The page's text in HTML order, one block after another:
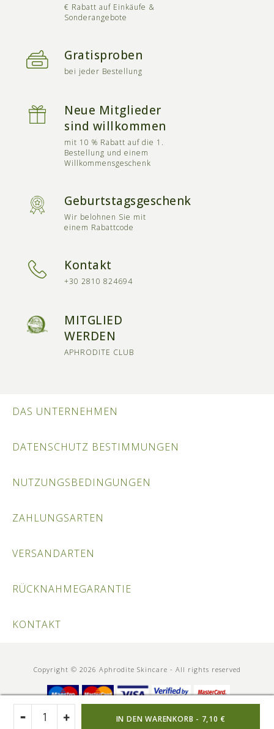
IN DEN WARENKORB - 7,10 €
€ Rabatt auf Einkäufe &
Sonderangebote
Gratisproben
bei jeder Bestellung
Neue Mitglieder
sind willkommen
mit 10 % Rabatt auf die 1.
Bestellung und einem
Willkommensgeschenk
Geburtstagsgeschenk
Wir belohnen Sie mit
einem Rabattcode
Kontakt
+30 2810 824694
MITGLIED
WERDEN
APHRODITE CLUB
DAS UNTERNEHMEN
DATENSCHUTZ BESTIMMUNGEN
NUTZUNGSBEDINGUNGEN
ZAHLUNGSARTEN
VERSANDARTEN
RÜCKNAHMEGARANTIE
KONTAKT
Copyright © 2026 Aphrodite Skincare - All rights reserved